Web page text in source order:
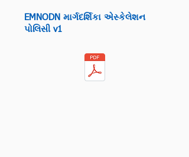
EMNODN માર્ગદર્શિકા એસ્કેલેશન
પોલિસી v1